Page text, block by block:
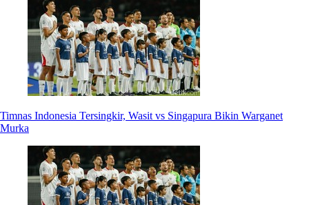
Timnas Indonesia Tersingkir, Wasit vs Singapura Bikin Warganet
Murka